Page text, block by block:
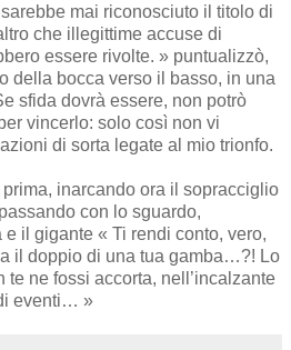
mai riconosciuto il titolo di
che illegittime accuse di
essere rivolte. » puntualizzò,
della bocca verso il basso, in una
sfida dovrà essere, non potrò
vincerlo: solo così non vi
di sorta legate al mio trionfo.
inarcando ora il sopracciglio
con lo sguardo,
e il gigante « Ti rendi conto, vero,
il doppio di una tua gamba…?! Lo
te ne fossi accorta, nell’incalzante
eventi… »